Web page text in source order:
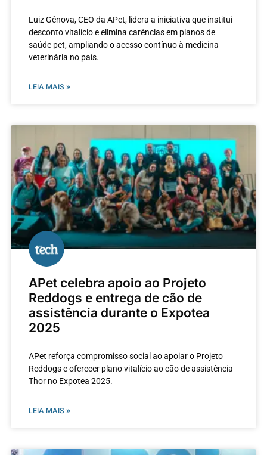
Luiz Gênova, CEO da APet, lidera a iniciativa que institui
desconto vitalício e elimina carências em planos de
saúde pet, ampliando o acesso contínuo à medicina
veterinária no país.
LEIA MAIS »
APet celebra apoio ao Projeto
Reddogs e entrega de cão de
assistência durante o Expotea
2025
APet reforça compromisso social ao apoiar o Projeto
Reddogs e oferecer plano vitalício ao cão de assistência
Thor no Expotea 2025.
LEIA MAIS »